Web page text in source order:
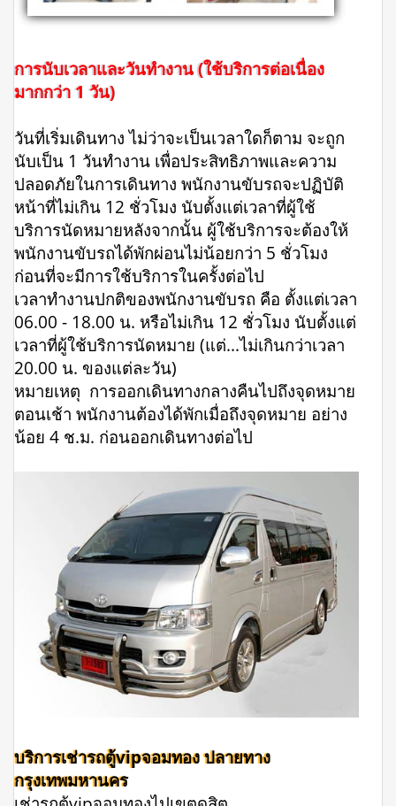
การนับเวลาและวันทำงาน (ใช้บริการต่อเนื่อง
มากกว่า 1 วัน)
วันที่เริ่มเดินทาง ไม่ว่าจะเป็นเวลาใดก็ตาม จะถูก
นับเป็น 1 วันทำงาน เพื่อประสิทธิภาพและความ
ปลอดภัยในการเดินทาง พนักงานขับรถจะปฏิบัติ
หน้าที่ไม่เกิน 12 ชั่วโมง นับตั้งแต่เวลาที่ผู้ใช้
บริการนัดหมายหลังจากนั้น ผู้ใช้บริการจะต้องให้
พนักงานขับรถได้พักผ่อนไม่น้อยกว่า 5 ชั่วโมง
ก่อนที่จะมีการใช้บริการในครั้งต่อไป
เวลาทำงานปกติของพนักงานขับรถ คือ ตั้งแต่เวลา
06.00 - 18.00 น. หรือไม่เกิน 12 ชั่วโมง นับตั้งแต่
เวลาที่ผู้ใช้บริการนัดหมาย (แต่...ไม่เกินกว่าเวลา
20.00 น. ของแต่ละวัน)
หมายเหตุ การออกเดินทางกลางคืนไปถึงจุดหมาย
ตอนเช้า พนักงานต้องได้พักเมื่อถึงจุดหมาย อย่าง
น้อย 4 ช.ม. ก่อนออกเดินทางต่อไป
บริการเช่ารถตู้vipจอมทอง ปลายทาง
กรุงเทพมหานคร